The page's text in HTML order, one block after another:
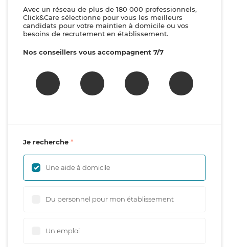
Avec un réseau de plus de 180 000 professionnels,
Click&Care sélectionne pour vous les meilleurs
candidats pour votre maintien à domicile ou vos
besoins de recrutement en établissement.
Nos conseillers vous accompagnent 7/7
Je recherche
Une aide à domicile
Du personnel pour mon établissement
Un emploi